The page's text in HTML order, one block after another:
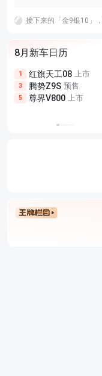
8月新车日历
1 红旗天工08 上市
3 腾势Z9S 预售
5 尊界V800 上市